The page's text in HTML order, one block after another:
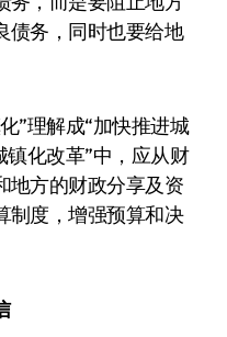
债务，同时也要给地
”理解成“加快推进城
镇化改革”中，应从财
地方的财政分享及资
制度，增强预算和决